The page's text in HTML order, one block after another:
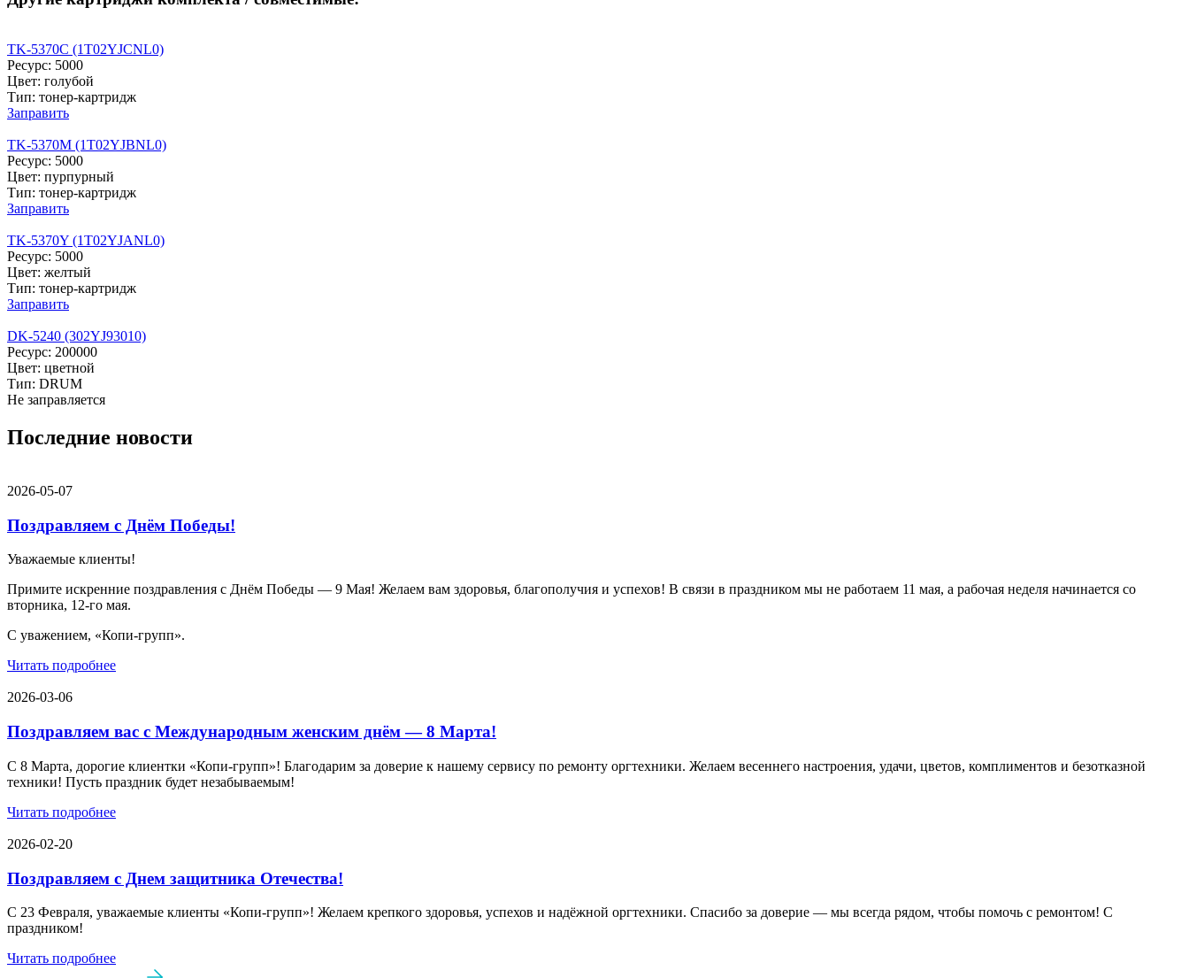
TK-5370C (1T02YJCNL0)
Ресурс: 5000
Цвет: голубой
Тип: тонер-картридж
Заправить
TK-5370M (1T02YJBNL0)
Ресурс: 5000
Цвет: пурпурный
Тип: тонер-картридж
Заправить
TK-5370Y (1T02YJANL0)
Ресурс: 5000
Цвет: желтый
Тип: тонер-картридж
Заправить
DK-5240 (302YJ93010)
Ресурс: 200000
Цвет: цветной
Тип: DRUM
Не заправляется
Последние новости
2026-05-07
Поздравляем с Днём Победы!
Уважаемые клиенты!
Примите искренние поздравления с Днём Победы — 9 Мая! Желаем вам здоровья, благополучия и успехов! В связи в праздником мы не работаем 11 мая, а рабочая неделя начинается со
вторника, 12-го мая.
С уважением, «Копи-групп».
Читать подробнее
2026-03-06
Поздравляем вас с Международным женским днём — 8 Марта!
С 8 Марта, дорогие клиентки «Копи‑групп»! Благодарим за доверие к нашему сервису по ремонту оргтехники. Желаем весеннего настроения, удачи, цветов, комплиментов и безотказной
техники! Пусть праздник будет незабываемым!
Читать подробнее
2026-02-20
Поздравляем с Днем защитника Отечества!
С 23 Февраля, уважаемые клиенты «Копи‑групп»! Желаем крепкого здоровья, успехов и надёжной оргтехники. Спасибо за доверие — мы всегда рядом, чтобы помочь с ремонтом! С
праздником!
Читать подробнее